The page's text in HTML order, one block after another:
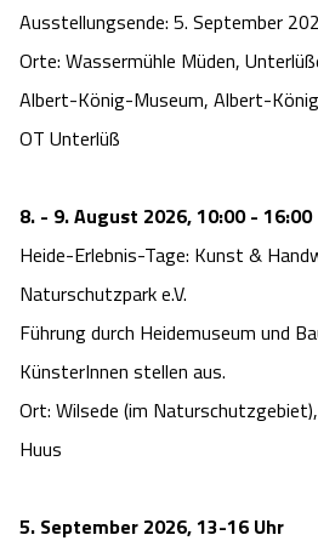
Ausstellungsende: 5. September
Orte: Wassermühle Müden,
Albert-König-Museum, Albert-
OT Unterlüß
8. - 9. August 2026, 10:00 - 16:00
Heide-Erlebnis-Tage: Kunst &
Naturschutzpark e.V.
Führung durch Heidemuseum und
KünsterInnen stellen aus.
Ort: Wilsede (im
Huus
5. September 2026, 13-16 Uhr